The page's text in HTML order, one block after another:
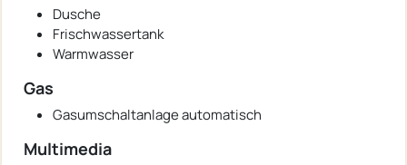
Dusche
Frischwassertank
Warmwasser
Gas
Gasumschaltanlage automatisch
Multimedia